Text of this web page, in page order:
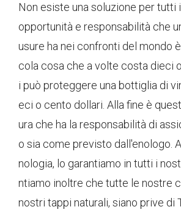
Non esiste una soluzione per tutti
opportunità e responsabilità che
usure ha nei confronti del mondo
cola cosa che a volte costa dieci
i può proteggere una bottiglia di
eci o cento dollari. Alla fine è
ura che ha la responsabilità di
o sia come previsto dall'enologo.
nologia, lo garantiamo in tutti i
ntiamo inoltre che tutte le nostre
nostri tappi naturali, siano prive di